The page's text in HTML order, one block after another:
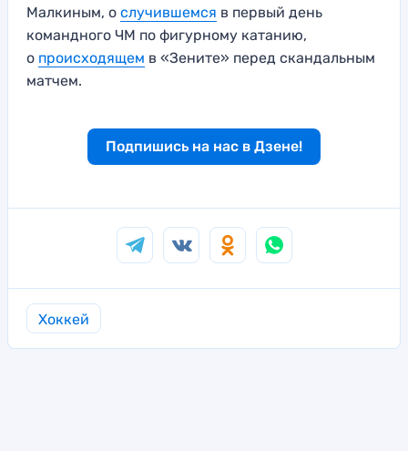
Малкиным, о случившемся в первый день
командного ЧМ по фигурному катанию,
о происходящем в «Зените» перед скандальным
матчем.
Подпишись на нас в Дзене!
Хоккей